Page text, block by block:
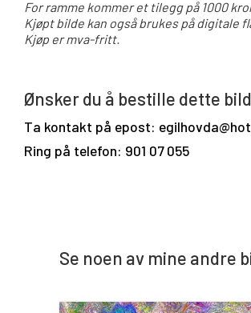
For ramme kommer et tilegg på 1000
Kjøpt bilde kan også brukes på digitale
Kjøp er mva-fritt.
Ønsker du å bestille dette
Ta kontakt på epost:
Ring på telefon: 901 07 055
Se noen av mine andre